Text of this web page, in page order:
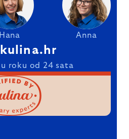
Hana Anna
roku od 24 sata